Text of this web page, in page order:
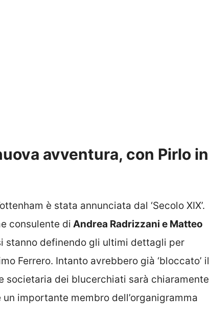
avventura, con Pirlo in
è stata annunciata dal ‘Secolo XIX’.
consulente di Andrea Radrizzani e Matteo
stanno definendo gli ultimi dettagli per
Ferrero. Intanto avrebbero già ‘bloccato’ il
societaria dei blucerchiati sarà chiaramente
importante membro dell’organigramma